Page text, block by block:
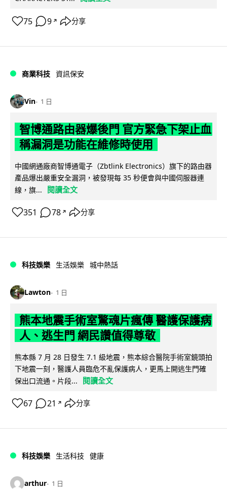
75 9 ↗ 分享
商業科技 資訊保安
Vin 1 日
智博通路由器爆後門 官方緊急下架止血
稱漏洞是功能在維修時使用
中國網通廠商智博通電子（Zbtlink Electronics）旗下的路由器
產品爆出嚴重安全漏洞，被發現每 35 秒便會與中國伺服器連
線，旗...
閱讀全文
351 78 ↗ 分享
科技娛樂 生活娛樂 城中熱話
Lawton 1 日
熊本地震手術室驚魂片瘋傳 醫護保護病
人、逃生門 網民讚值得尊敬
熊本縣 7 月 28 日發生 7.1 級地震，熊本綜合醫院手術室鏡頭拍
下地震一刻，醫護人員臨危不亂保護病人，更馬上開逃生門確
保出口流通。片段...
閱讀全文
67 21 ↗ 分享
科技娛樂 生活科技 健康
arthur 1 日